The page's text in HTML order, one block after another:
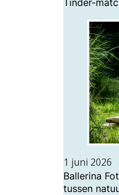
1 juni 2026
Ballerina
tussen